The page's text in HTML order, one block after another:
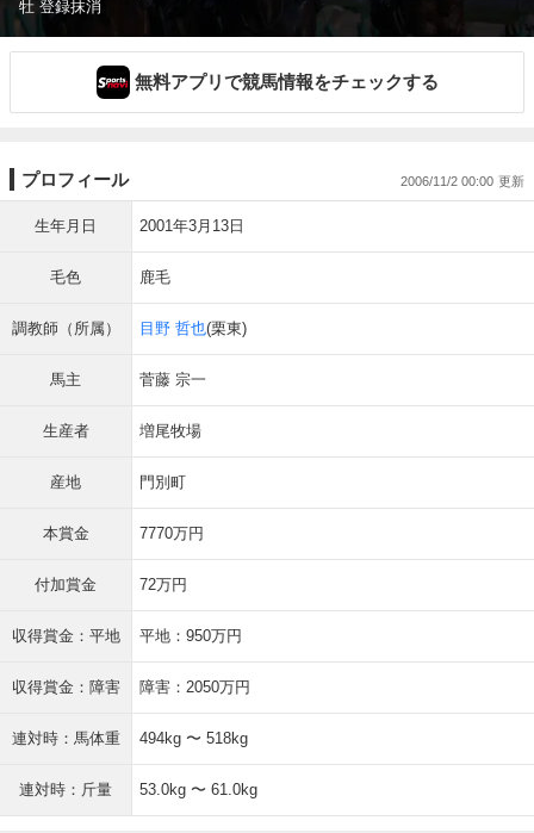
牡 登録抹消
無料アプリで競馬情報をチェックする
プロフィール 2006/11/2 00:00
生年月日 2001年3月13日
毛色 鹿毛
調教師（所属） 目野 哲也(栗東)
馬主 菅藤 宗一
生産者 増尾牧場
産地 門別町
本賞金 7770万円
付加賞金 72万円
収得賞金：平地 平地：950万円
収得賞金：障害 障害：2050万円
連対時：馬体重 494kg 〜 518kg
連対時：斤量 53.0kg 〜 61.0kg